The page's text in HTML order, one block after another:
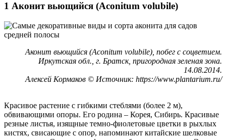
1 Аконит вьющийся (Aconitum volubile)
Аконит вьющийся (Aconitum volubile), побег с соцветием.
Иркутская обл., г. Братск, пригородная зеленая зона.
14.08.2014.
Алексей Кормаков © Источник: https://www.plantarium.ru/
Красивое растение с гибкими стеблями (более 2 м),
обвивающими опоры. Его родина – Корея, Сибирь. Красивые
резные листья, изящные темно-фиолетовые цветки в рыхлых
кистях, свисающие с опор, напоминают китайские шелковые